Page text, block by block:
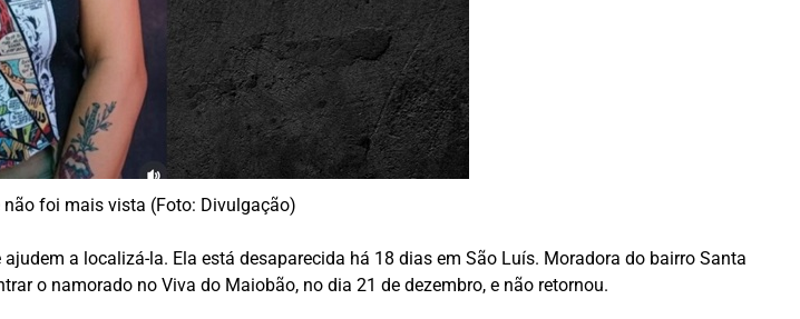
foi mais vista (Foto: Divulgação)
a localizá-la. Ela está desaparecida há 18 dias em São Luís. Moradora do bairro Santa
o namorado no Viva do Maiobão, no dia 21 de dezembro, e não retornou.